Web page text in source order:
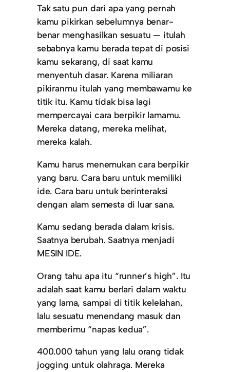
Tak satu pun dari apa yang pernah
kamu pikirkan sebelumnya benar-
benar menghasilkan sesuatu — itulah
sebabnya kamu berada tepat di posisi
kamu sekarang, di saat kamu
menyentuh dasar. Karena miliaran
pikiranmu itulah yang membawamu ke
titik itu. Kamu tidak bisa lagi
mempercayai cara berpikir lamamu.
Mereka datang, mereka melihat,
mereka kalah.
Kamu harus menemukan cara berpikir
yang baru. Cara baru untuk memiliki
ide. Cara baru untuk berinteraksi
dengan alam semesta di luar sana.
Kamu sedang berada dalam krisis.
Saatnya berubah. Saatnya menjadi
MESIN IDE.
Orang tahu apa itu “runner’s high”. Itu
adalah saat kamu berlari dalam waktu
yang lama, sampai di titik kelelahan,
lalu sesuatu menendang masuk dan
memberimu “napas kedua”.
400.000 tahun yang lalu orang tidak
jogging untuk olahraga. Mereka